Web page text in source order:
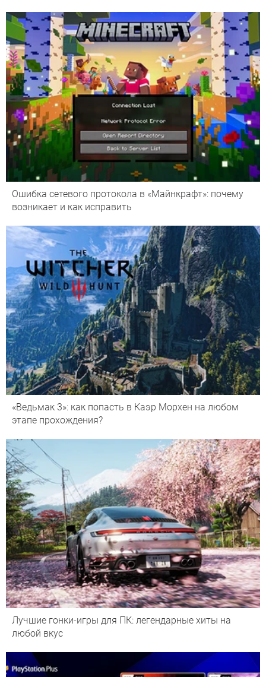
Ошибка сетевого протокола в «Майнкрафт»: почему
возникает и как исправить
«Ведьмак 3»: как попасть в Каэр Морхен на любом
этапе прохождения?
Лучшие гонки-игры для ПК: легендарные хиты на
любой вкус